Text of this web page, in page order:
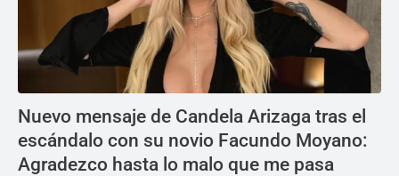
Nuevo mensaje de Candela Arizaga tras el
escándalo con su novio Facundo Moyano:
Agradezco hasta lo malo que me pasa